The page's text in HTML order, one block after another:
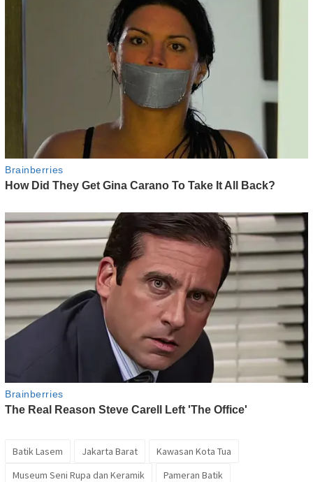
Batik Lasem Jakarta Barat
Kawasan Kota Tua
Museum Seni Rupa dan Keramik
Pameran Batik